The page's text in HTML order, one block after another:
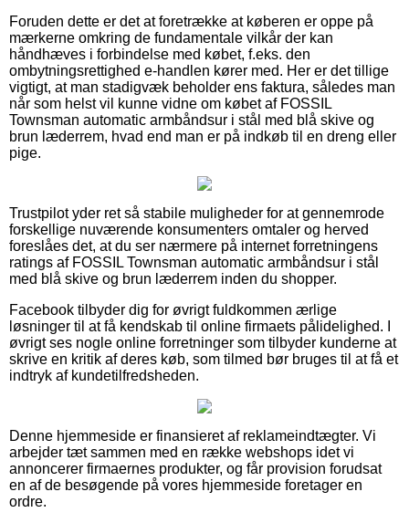
Foruden dette er det at foretrække at køberen er oppe på
mærkerne omkring de fundamentale vilkår der kan
håndhæves i forbindelse med købet, f.eks. den
ombytningsrettighed e-handlen kører med. Her er det tillige
vigtigt, at man stadigvæk beholder ens faktura, således man
når som helst vil kunne vidne om købet af FOSSIL
Townsman automatic armbåndsur i stål med blå skive og
brun læderrem, hvad end man er på indkøb til en dreng eller
pige.
Trustpilot yder ret så stabile muligheder for at gennemrode
forskellige nuværende konsumenters omtaler og herved
foreslåes det, at du ser nærmere på internet forretningens
ratings af FOSSIL Townsman automatic armbåndsur i stål
med blå skive og brun læderrem inden du shopper.
Facebook tilbyder dig for øvrigt fuldkommen ærlige
løsninger til at få kendskab til online firmaets pålidelighed. I
øvrigt ses nogle online forretninger som tilbyder kunderne at
skrive en kritik af deres køb, som tilmed bør bruges til at få et
indtryk af kundetilfredsheden.
Denne hjemmeside er finansieret af reklameindtægter. Vi
arbejder tæt sammen med en række webshops idet vi
annoncerer firmaernes produkter, og får provision forudsat
en af de besøgende på vores hjemmeside foretager en
ordre.